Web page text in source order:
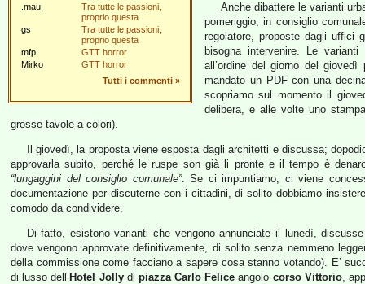
.mau.
Tra tutte le passioni,
proprio questa
gs
Tra tutte le passioni,
proprio questa
mfp
GTT horror
Mirko
GTT horror
Tutti i commenti »
Anche dibattere le varianti
pomeriggio, in consiglio
regolatore, proposte dagli uffici
bisogna intervenire. Le
all’ordine del giorno del
mandato un PDF con una
scopriamo sul momento il
delibera, e alle volte uno
grosse tavole a colori).
Il giovedì, la proposta viene esposta dagli architetti e discussa;
approvarla subito, perché le ruspe son già li pronte e il tempo è
“lungaggini del consiglio comunale”. Se ci impuntiamo, ci viene
documentazione per discuterne con i cittadini, di solito dobbiamo
comodo da condividere.
Di fatto, esistono varianti che vengono annunciate il lunedì,
dove vengono approvate definitivamente, di solito senza nemmeno
della commissione come facciano a sapere cosa stanno votando). E’
di lusso dell’ Hotel Jollydi piazza Carlo Felice angolo corso Vittorio,